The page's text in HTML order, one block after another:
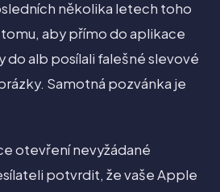
několika letech toho
aby přímo do aplikace
do alb posílali falešné slevové
Samotná pozvánka je
otevření nevyžádané
potvrdit, že vaše Apple